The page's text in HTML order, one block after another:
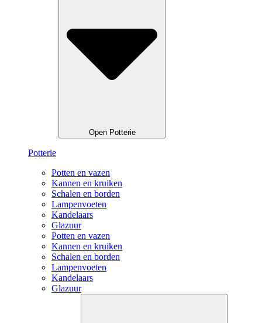
Open Potterie
Potterie
Potten en vazen
Kannen en kruiken
Schalen en borden
Lampenvoeten
Kandelaars
Glazuur
Potten en vazen
Kannen en kruiken
Schalen en borden
Lampenvoeten
Kandelaars
Glazuur